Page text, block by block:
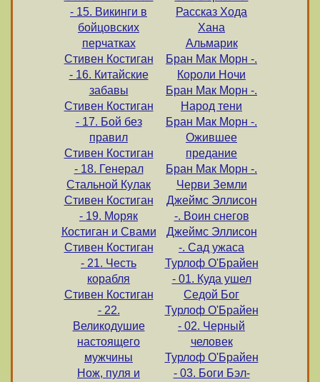
- 15. Викинги в
бойцовских
перчатках
Стивен Костиган
- 16. Китайские
забавы
Стивен Костиган
- 17. Бой без
правил
Стивен Костиган
- 18. Генерал
Стальной Кулак
Стивен Костиган
- 19. Моряк
Костиган и Свами
Стивен Костиган
- 21. Честь
корабля
Стивен Костиган
- 22.
Великодушие
настоящего
мужчины
Нож, пуля и
Рассказ Хода
Хана
Альмарик
Бран Мак Морн -.
Короли Ночи
Бран Мак Морн -.
Народ тени
Бран Мак Морн -.
Ожившее
предание
Бран Мак Морн -.
Черви Земли
Джеймс Эллисон
-. Воин снегов
Джеймс Эллисон
-. Сад ужаса
Турлоф О'Брайен
- 01. Куда ушел
Седой Бог
Турлоф О'Брайен
- 02. Черный
человек
Турлоф О'Брайен
- 03. Боги Бэл-